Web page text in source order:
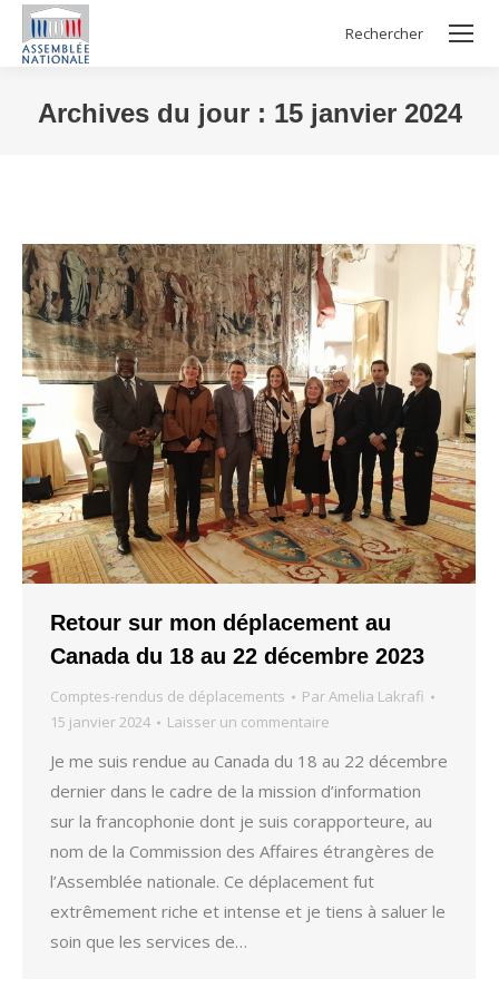
Search:
Rechercher
Archives du jour : 15 janvier 2024
Retour sur mon déplacement au
Canada du 18 au 22 décembre 2023
Comptes-rendus de déplacements ParAmelia Lakrafi
15 janvier 2024
Laisser un commentaire
Je me suis rendue au Canada du 18 au 22 décembre
dernier dans le cadre de la mission d’information
sur la francophonie dont je suis corapporteure, au
nom de la Commission des Affaires étrangères de
l’Assemblée nationale. Ce déplacement fut
extrêmement riche et intense et je tiens à saluer le
soin que les services de…